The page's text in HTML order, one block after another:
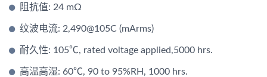
阻抗值: 24 mΩ
纹波电流: 2,490@105C (mArms)
耐久性: 105℃, rated voltage applied,5000 hrs.
高温高湿: 60℃, 90 to 95%RH, 1000 hrs.